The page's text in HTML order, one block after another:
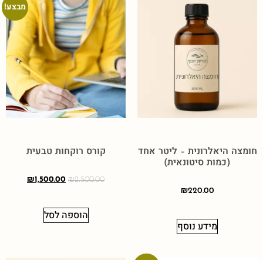
חומצה היאלרונית – ליטר אחד
(כמות סיטונאית)
₪220.00
מידע נוסף
מבצע!
קורס רוקחות טבעית
₪2,500.00
₪1,500.00
הוספה לסל